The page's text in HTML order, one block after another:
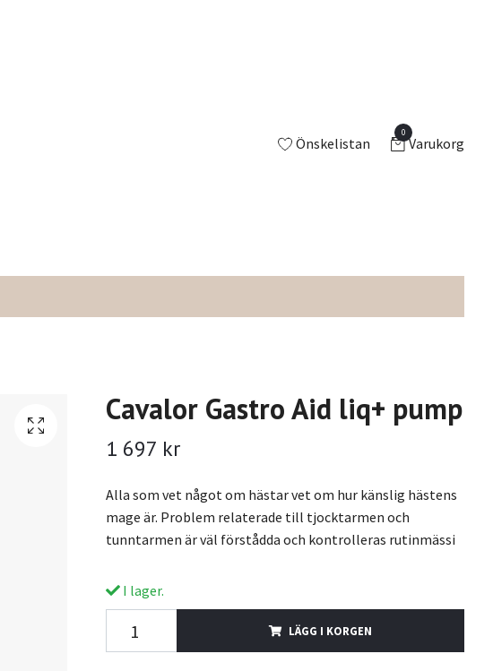
Önskelistan
0
Varukorg
Cavalor Gastro Aid liq+ pump
1 697 kr
Alla som vet något om hästar vet om hur känslig hästens
mage är. Problem relaterade till tjocktarmen och
tunntarmen är väl förstådda och kontrolleras rutinmässi
I lager.
LÄGG I KORGEN